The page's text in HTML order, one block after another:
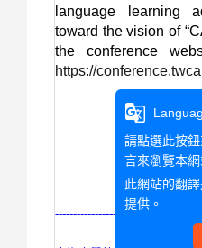
language learning
toward the vision of
the conference
https://
------------------------------
----
g_translate
請點選此按
言來瀏覽本網
此網站的翻
提供。